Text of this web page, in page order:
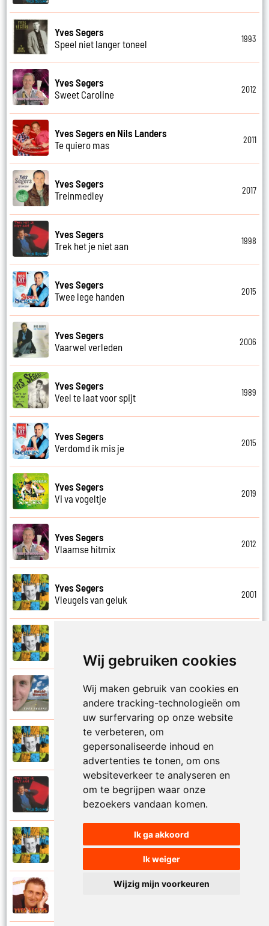
Wij gebruiken cookies
Wij maken gebruik van cookies en
andere tracking-technologieën om
uw surfervaring op onze website
te verbeteren, om
gepersonaliseerde inhoud en
advertenties te tonen, om ons
websiteverkeer te analyseren en
om te begrijpen waar onze
bezoekers vandaan komen.
Ik ga akkoord
Ik weiger
Wijzig mijn voorkeuren
Yves Segers
Speel niet langer toneel
1993
Yves Segers
Sweet Caroline
2012
Yves Segers en Nils Landers
Te quiero mas
2011
Yves Segers
Treinmedley
2017
Yves Segers
Trek het je niet aan
1998
Yves Segers
Twee lege handen
2015
Yves Segers
Vaarwel verleden
2006
Yves Segers
Veel te laat voor spijt
1989
Yves Segers
Verdomd ik mis je
2015
Yves Segers
Vi va vogeltje
2019
Yves Segers
Vlaamse hitmix
2012
Yves Segers
Vleugels van geluk
2001
Yves Segers
Yves Segers
Voor je gaat
Yves Segers
Voor jou
Vriendschap